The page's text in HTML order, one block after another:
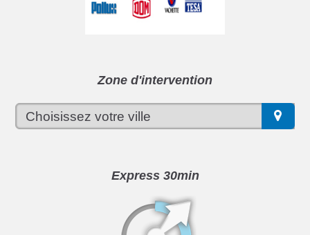
Zone d'intervention
Express 30min